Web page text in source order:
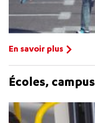
En savoir plus
Écoles, campus